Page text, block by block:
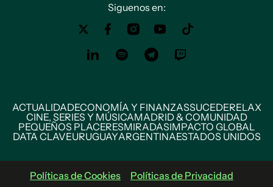
Siguenos en:
ACTUALIDADECONOMÍA Y FINANZASSUCEDERELAX
CINE, SERIES Y MÚSICAMADRID & COMUNIDAD
PEQUEÑOS PLACERESMIRADASIMPACTO GLOBAL
DATA CLAVEURUGUAYARGENTINAESTADOS UNIDOS
Políticas de Cookies Políticas de Privacidad